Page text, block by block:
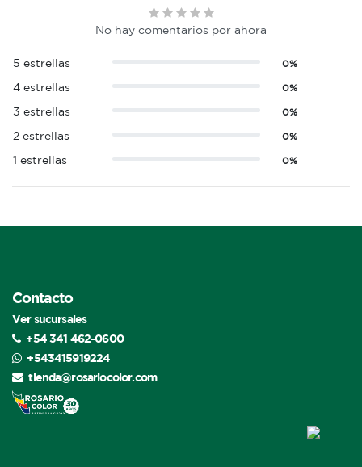
No hay comentarios por ahora
5 estrellas 0%
4 estrellas 0%
3 estrellas 0%
2 estrellas 0%
1 estrellas 0%
Contacto
Ver sucursales
+54 341 462-0600
+543415919224
tienda@rosariocolor.com